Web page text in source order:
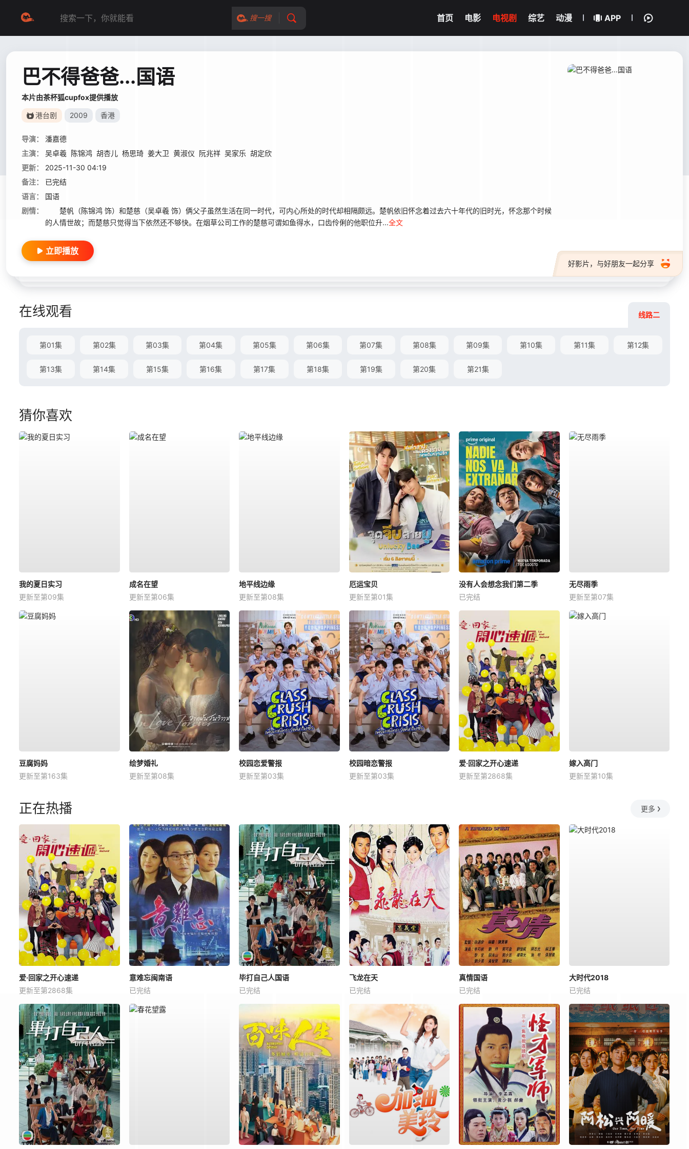
搜一搜 首页 电影 电视剧 综艺 动漫 APP
巴不得爸爸...国语
本片由茶杯狐cupfox提供播放
港台剧 2009 香港
导演：
潘嘉德
主演：
吴卓羲 陈锦鸿 胡杏儿 杨思琦 姜大卫 黄淑仪 阮兆祥 吴家乐 胡定欣
更新：
2025-11-30 04:19
备注：
已完结
语言：
国语
剧情：
楚帆（陈锦鸿 饰）和楚慈（吴卓羲 饰）俩父子虽然生活在同一时代，可内心所处的时代却相隔颇远。楚帆依旧怀念着过去六十年代的旧时光，怀念那个时候
的人情世故；而楚慈只觉得当下依然还不够快。在烟草公司工作的楚慈可谓如鱼得水，口齿伶俐的他职位升...全文
好影片，与好朋友一起分享
立即播放
在线观看 线路二
第01集 第02集 第03集 第04集 第05集 第06集 第07集 第08集 第09集 第10集 第11集 第12集
第13集 第14集 第15集 第16集 第17集 第18集 第19集 第20集 第21集
猜你喜欢
我的夏日实习
更新至第09集
成名在望
更新至第06集
地平线边缘
更新至第08集
厄运宝贝
更新至第01集
没有人会想念我们第二季
已完结
无尽雨季
更新至第07集
豆腐妈妈
更新至第163集
绘梦婚礼
更新至第08集
校园恋爱警报
更新至第03集
校园暗恋警报
更新至第03集
爱·回家之开心速递
更新至第2868集
嫁入高门
更新至第10集
正在热播 更多
爱·回家之开心速递
更新至第2868集
意难忘闽南语
已完结
毕打自己人国语
已完结
飞龙在天
已完结
真情国语
已完结
大时代2018
已完结